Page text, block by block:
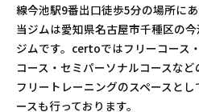
線今池駅9番出口徒歩5分の場所に
当ジムは愛知県名古屋市千種区の
ジムです。certoではフリーコース
コース・セミパーソナルコースなど
フリートレーニングのスペースと
ースも行っております。